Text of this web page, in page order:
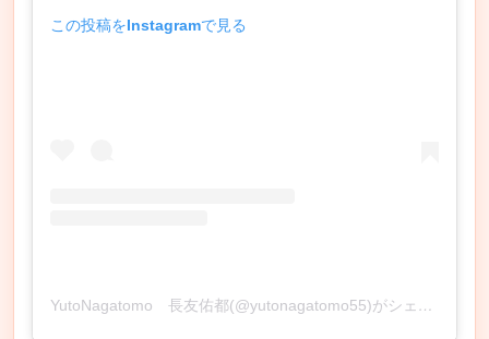
この投稿をInstagramで見る
YutoNagatomo 長友佑都(@yutonagatomo55)がシェアした投稿